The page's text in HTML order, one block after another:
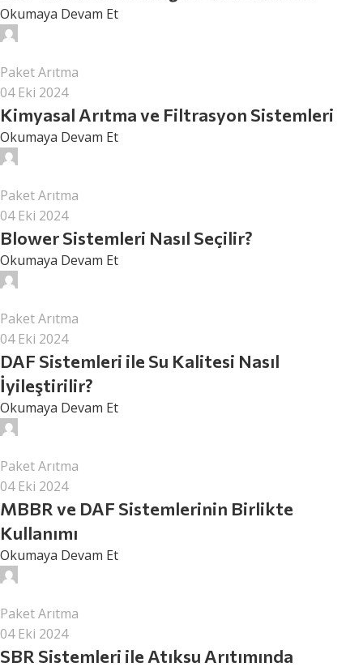
Okumaya Devam Et
Paket Arıtma
04 Eki 2024
Kimyasal Arıtma ve Filtrasyon Sistemleri
Okumaya Devam Et
Paket Arıtma
04 Eki 2024
Blower Sistemleri Nasıl Seçilir?
Okumaya Devam Et
Paket Arıtma
04 Eki 2024
DAF Sistemleri ile Su Kalitesi Nasıl
İyileştirilir?
Okumaya Devam Et
Paket Arıtma
04 Eki 2024
MBBR ve DAF Sistemlerinin Birlikte
Kullanımı
Okumaya Devam Et
Paket Arıtma
04 Eki 2024
SBR Sistemleri ile Atıksu Arıtımında